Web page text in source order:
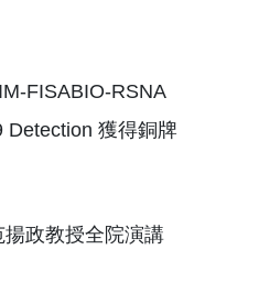
FISABIO-RSNA
Detection 獲得銅牌
揚政教授全院演講